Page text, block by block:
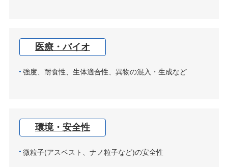
医療・バイオ
強度、耐食性、生体適合性、異物の混入・生成など
環境・安全性
微粒子(アスベスト、ナノ粒子など)の安全性